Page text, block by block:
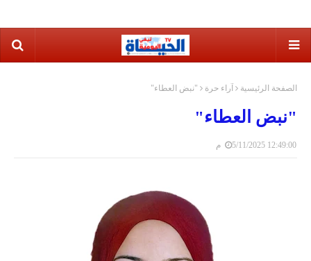
الصفحة الرئيسية آراء حرة "نبض العطاء"
"نبض العطاء"
5/11/2025 12:49:00 م